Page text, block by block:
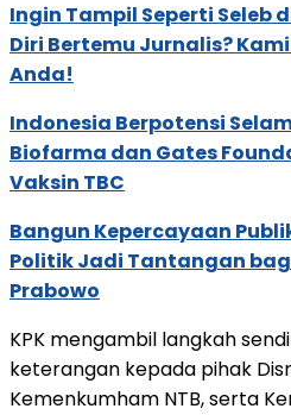
Ingin Tampil Seperti Seleb
Diri Bertemu Jurnalis?
Anda!
Indonesia Berpotensi
Biofarma dan Gates
Vaksin TBC
Bangun Kepercayaan
Politik Jadi Tantangan
Prabowo
KPK mengambil langkah
keterangan kepada pihak
Kemenkumham NTB, serta